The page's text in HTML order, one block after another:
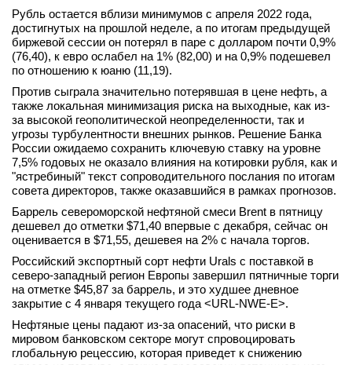
Рубль остается вблизи минимумов с апреля 2022 года,
достигнутых на прошлой неделе, а по итогам предыдущей
биржевой сессии он потерял в паре с долларом почти 0,9%
(76,40), к евро ослабел на 1% (82,00) и на 0,9% подешевел
по отношению к юаню (11,19).
Против сыграла значительно потерявшая в цене нефть, а
также локальная минимизация риска на выходные, как из-
за высокой геополитической неопределенности, так и
угрозы турбулентности внешних рынков. Решение Банка
России ожидаемо сохранить ключевую ставку на уровне
7,5% годовых не оказало влияния на котировки рубля, как и
"ястребиный" текст сопроводительного послания по итогам
совета директоров, также оказавшийся в рамках прогнозов.
Баррель североморской нефтяной смеси Brent в пятницу
дешевел до отметки $71,40 впервые с декабря, сейчас он
оценивается в $71,55, дешевея на 2% с начала торгов.
Российский экспортный сорт нефти Urals с поставкой в
северо-западный регион Европы завершил пятничные торги
на отметке $45,87 за баррель, и это худшее дневное
закрытие с 4 января текущего года <URL-NWE-E>.
Нефтяные цены падают из-за опасений, что риски в
мировом банковском секторе могут спровоцировать
глобальную рецессию, которая приведет к снижению